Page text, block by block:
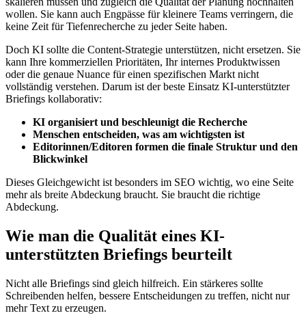
wollen. Sie kann auch Engpässe für kleinere Teams verringern, die
keine Zeit für Tiefenrecherche zu jeder Seite haben.
Doch KI sollte die Content-Strategie unterstützen, nicht ersetzen. Sie
kann Ihre kommerziellen Prioritäten, Ihr internes Produktwissen
oder die genaue Nuance für einen spezifischen Markt nicht
vollständig verstehen. Darum ist der beste Einsatz KI-unterstützter
Briefings kollaborativ:
KI organisiert und beschleunigt die Recherche
Menschen entscheiden, was am wichtigsten ist
Editorinnen/Editoren formen die finale Struktur und den
Blickwinkel
Dieses Gleichgewicht ist besonders im SEO wichtig, wo eine Seite
mehr als breite Abdeckung braucht. Sie braucht die richtige
Abdeckung.
Wie man die Qualität eines KI-
unterstützten Briefings beurteilt
Nicht alle Briefings sind gleich hilfreich. Ein stärkeres sollte
Schreibenden helfen, bessere Entscheidungen zu treffen, nicht nur
mehr Text zu erzeugen.